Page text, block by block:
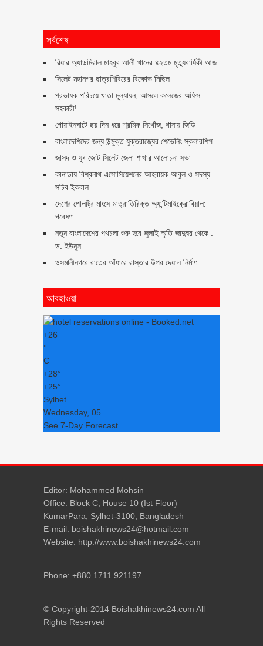
সর্বশেষ
রিয়ার অ্যাডমিরাল মাহবুব আলী খানের ৪২তম মৃত্যুবার্ষিকী আজ
সিলেট মহানগর ছাত্রশিবিরের বিক্ষোভ মিছিল
প্রভাষক পরিচয়ে খাতা মূল্যায়ন, আসলে কলেজের অফিস
সহকারী!
গোয়াইনঘাটে ছয় দিন ধরে শ্রমিক নিখোঁজ, থানায় জিডি
বাংলাদেশিদের জন্য উন্মুক্ত যুক্তরাজ্যের শেভেনিং স্কলারশিপ
জাসদ ও যুব জোট সিলেট জেলা শাখার আলোচনা সভা
কানাডায় বিশ্বনাথ এসোসিয়েশনের আহবায়ক আবুল ও সদস্য
সচিব ইকবাল
দেশের পোলট্রি মাংসে মাত্রাতিরিক্ত অ্যান্টিমাইক্রোবিয়াল:
গবেষণা
নতুন বাংলাদেশের পথচলা শুরু হবে জুলাই স্মৃতি জাদুঘর থেকে :
ড. ইউনূস
ওসমানীনগরে রাতের আঁধারে রাস্তার উপর দেয়াল নির্মাণ
আবহাওয়া
+26
°
C
+28°
+25°
Sylhet
Wednesday, 05
See 7-Day Forecast
Editor: Mohammed Mohsin
Office: Block C, House 10 (Ist Floor)
KumarPara, Sylhet-3100, Bangladesh
E-mail: boishakhinews24@hotmail.com
Website: http://www.boishakhinews24.com
Phone: +880 1711 921197
© Copyright-2014 Boishakhinews24.com All
Rights Reserved